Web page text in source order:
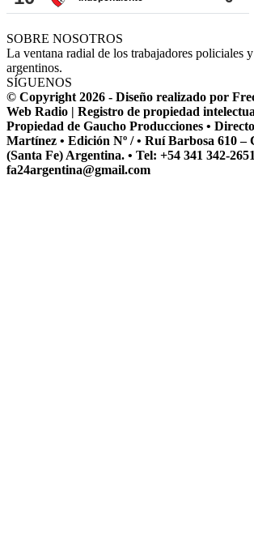
SOBRE NOSOTROS
La ventana radial de los trabajadores policiales
argentinos.
SÍGUENOS
© Copyright 2026 - Diseño realizado por
Web Radio | Registro de propiedad
Propiedad de Gaucho Producciones •
Martínez • Edición Nº / • Ruí Barbosa 610 –
(Santa Fe) Argentina. • Tel: +54 341 342-2651
fa24argentina@gmail.com